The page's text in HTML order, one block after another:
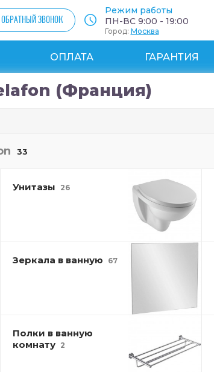
ОБРАТНЫЙ ЗВОНОК
Режим работы
ПН-ВС 9:00 - 19:00
Город: Москва
ОПЛАТА ГАРАНТИЯ
(Франция)
33
Унитазы 26
Зеркала в ванную 67
Полки в ванную
комнату 2